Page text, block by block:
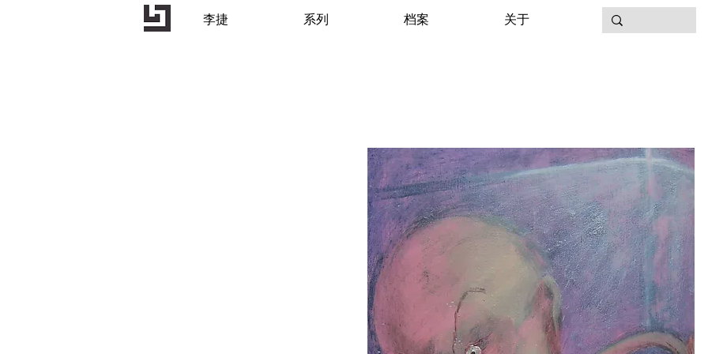
李捷 系列 档案 关于